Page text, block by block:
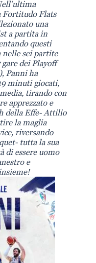
Fortitudo Flats
una
a partita in
questi
sei partite
dei Playoff
Panni ha
minuti giocati,
tirando con
apprezzato e
della Effe- Attilio
la maglia
riversando
tutta la sua
di essere uomo
e